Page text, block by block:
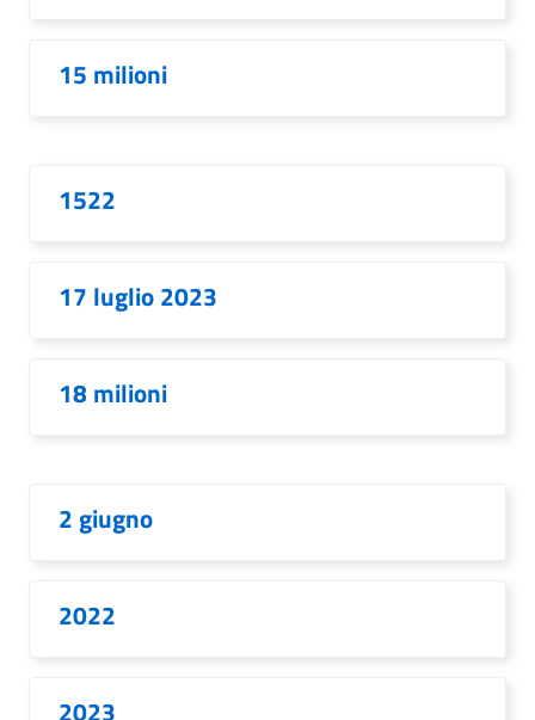
15 milioni
1522
17 luglio 2023
18 milioni
2 giugno
2022
2023